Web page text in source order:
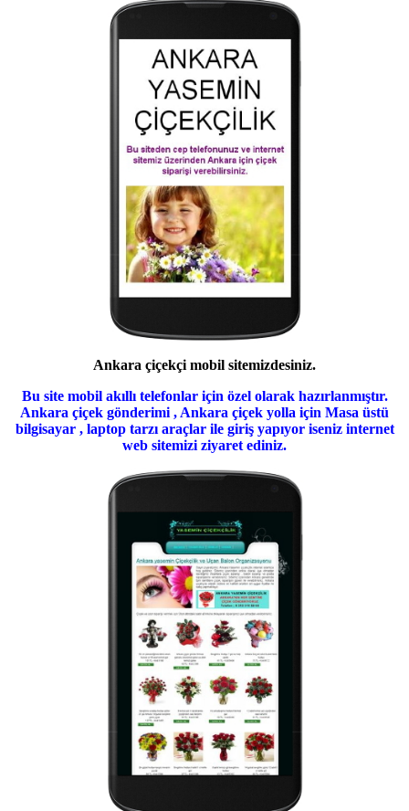
Ankara çiçekçi mobil sitemizdesiniz.
Bu site mobil akıllı telefonlar için özel olarak hazırlanmıştır.
Ankara çiçek gönderimi , Ankara çiçek yolla için Masa üstü
bilgisayar , laptop tarzı araçlar ile giriş yapıyor iseniz internet
web sitemizi ziyaret ediniz.